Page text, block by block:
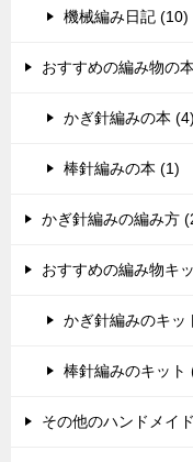
機械編み日記 (10)
おすすめの編み物の
かぎ針編みの本 (4)
棒針編みの本 (1)
かぎ針編みの編み方
おすすめの編み物キ
かぎ針編みのキッ
棒針編みのキット
その他のハンドメイ